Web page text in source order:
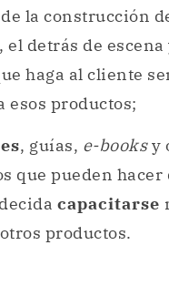
la construcción
, el detrás de escena
haga al cliente
esos productos;
, guías, e-booksy
que pueden hacer
capacitarse
productos.